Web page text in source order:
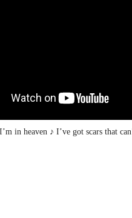
in heaven ♪ I’ve got scars that